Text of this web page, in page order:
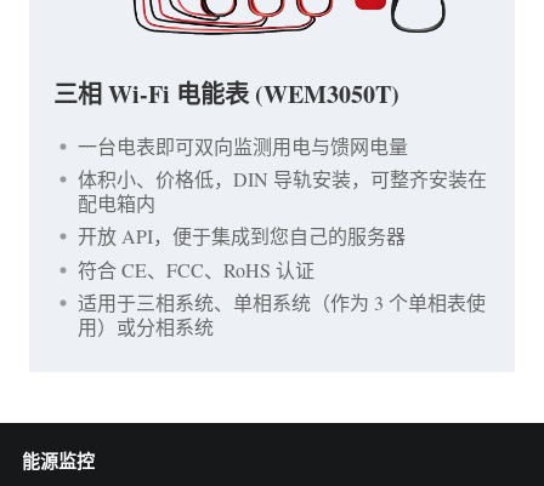
三相 Wi-Fi 电能表 (WEM3050T)
一台电表即可双向监测用电与馈网电量
体积小、价格低，DIN 导轨安装，可整齐安装在
配电箱内
开放 API，便于集成到您自己的服务器
符合 CE、FCC、RoHS 认证
适用于三相系统、单相系统（作为 3 个单相表使
用）或分相系统
能源监控